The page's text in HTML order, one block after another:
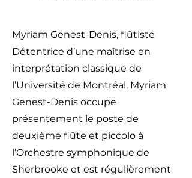
Myriam Genest-Denis, flûtiste
Détentrice d’une maîtrise en
interprétation classique de
l’Université de Montréal, Myriam
Genest-Denis occupe
présentement le poste de
deuxième flûte et piccolo à
l’Orchestre symphonique de
Sherbrooke et est régulièrement